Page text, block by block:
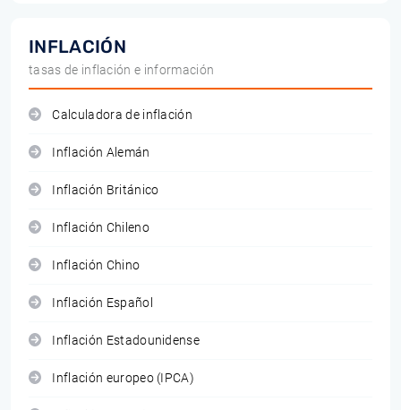
INFLACIÓN
tasas de inflación e información
Calculadora de inflación
Inflación Alemán
Inflación Británico
Inflación Chileno
Inflación Chino
Inflación Español
Inflación Estadounidense
Inflación europeo (IPCA)